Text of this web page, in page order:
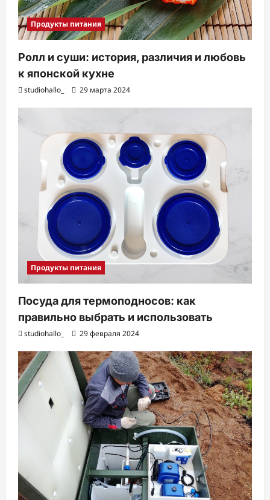
и
Продукты питания
Ролл и суши: история, различия и любовь
к японской кухне
studiohallo_ 29 марта 2024
Продукты питания
Посуда для термоподносов: как
правильно выбрать и использовать
studiohallo_ 29 февраля 2024